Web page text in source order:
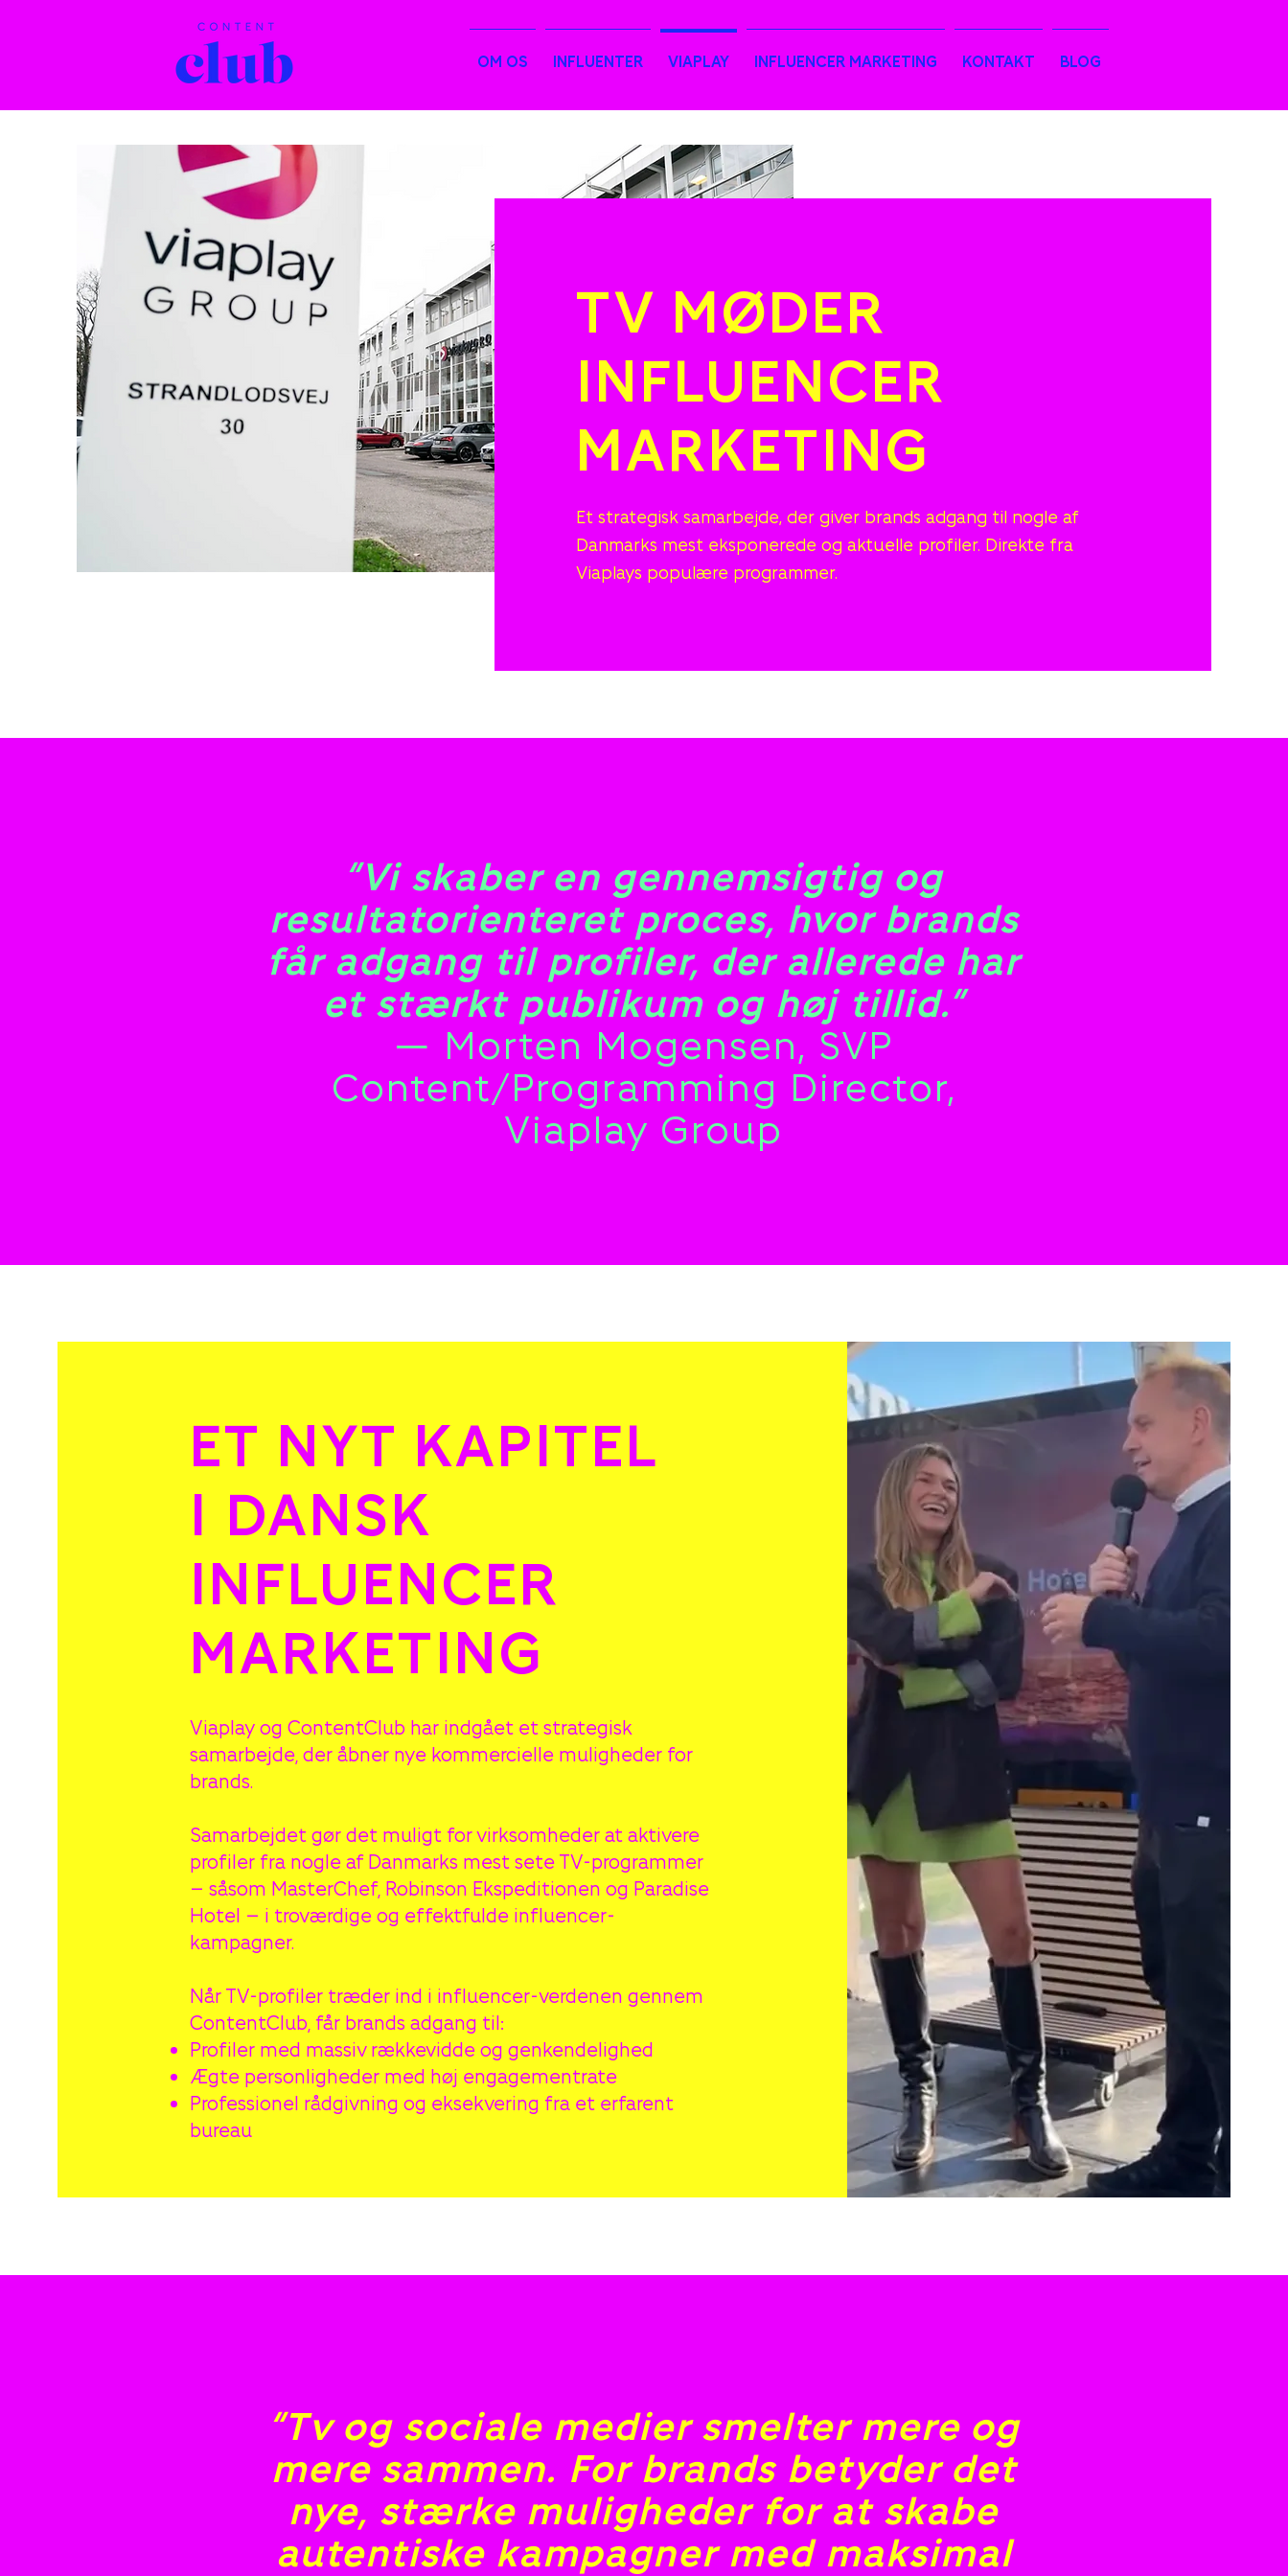
OM OS INFLUENTER VIAPLAY INFLUENCER MARKETING KONTAKT BLOG
TV MØDER
INFLUENCER
MARKETING
Et strategisk samarbejde, der giver brands adgang til nogle af
Danmarks mest eksponerede og aktuelle profiler. Direkte fra
Viaplays populære programmer.
“Vi skaber en gennemsigtig og
resultatorienteret proces, hvor brands
får adgang til profiler, der allerede har
et stærkt publikum og høj tillid.”
— Morten Mogensen, SVP
Content/Programming Director,
Viaplay Group
ET NYT KAPITEL
I DANSK
INFLUENCER
MARKETING
Viaplay og ContentClub har indgået et strategisk
samarbejde, der åbner nye kommercielle muligheder for
brands.
Samarbejdet gør det muligt for virksomheder at aktivere
profiler fra nogle af Danmarks mest sete TV-programmer
– såsom MasterChef, Robinson Ekspeditionen og Paradise
Hotel – i troværdige og effektfulde influencer-
kampagner.
Når TV-profiler træder ind i influencer-verdenen gennem
ContentClub, får brands adgang til:
Profiler med massiv rækkevidde og genkendelighed
Ægte personligheder med høj engagementrate
Professionel rådgivning og eksekvering fra et erfarent
bureau
“Tv og sociale medier smelter mere og
mere sammen. For brands betyder det
nye, stærke muligheder for at skabe
autentiske kampagner med maksimal